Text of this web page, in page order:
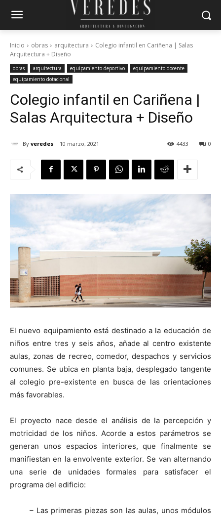
Inicio obras arquitectura
Colegio infantil en Cariñena | Salas
Arquitectura + Diseño
obras arquitectura equipamiento deportivo
equipamiento docente
equipamiento dotacional
Colegio infantil en Cariñena |
Salas Arquitectura + Diseño
By veredes 10 marzo, 2021 0
4433
El nuevo equipamiento está destinado a la educación de
niños entre tres y seis años, añade al centro existente
aulas, zonas de recreo, comedor, despachos y servicios
comunes. Se ubica en planta baja, desplegado tangente
al colegio pre-existente en busca de las orientaciones
más favorables.
El proyecto nace desde el análisis de la percepción y
motricidad de los niños. Acorde a estos parámetros se
generan unos espacios interiores, que finalmente se
manifiestan en la envolvente exterior. Se van alternando
una serie de unidades formales para satisfacer el
programa del edificio:
– Las primeras piezas son las aulas, unos módulos